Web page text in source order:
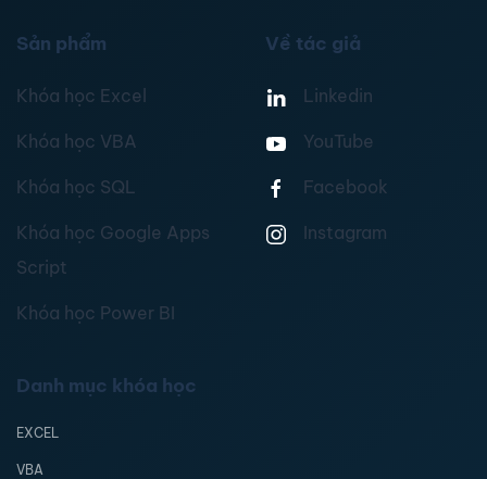
Sản phẩm
Khóa học Excel
Khóa học VBA
Khóa học SQL
Khóa học Google Apps
Script
Khóa học Power BI
Về tác giả
Linkedin
YouTube
Facebook
Instagram
Danh mục khóa học
EXCEL
VBA